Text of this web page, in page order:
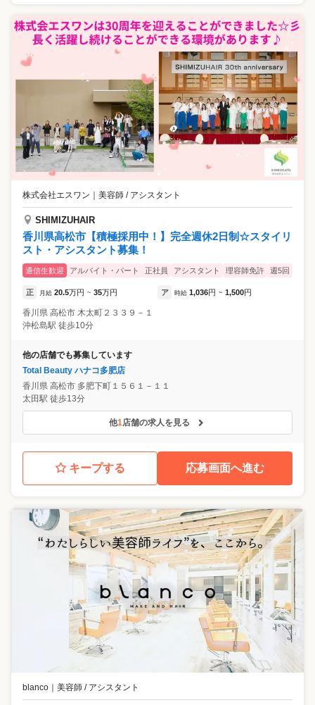
株式会社エスワン 美容師 / アシスタント
SHIMIZUHAIR
香川県高松市【積極採用中！】完全週休2日制☆スタイリ
スト・アシスタント募集！
通信生歓迎 アルバイト・パート 正社員 アシスタント 理容師免許 週5回
正 月給 20.5万円 ~ 35万円 ア 時給 1,036円 ~ 1,500円
香川県 高松市 木太町２３３９－１
沖松島駅 徒歩10分
他の店舗でも募集しています
Total Beauty ハナコ多肥店
香川県 高松市 多肥下町１５６１－１１
太田駅 徒歩13分
他1店舗の求人を見る
キープする 応募画面へ進む
blanco 美容師 / アシスタント